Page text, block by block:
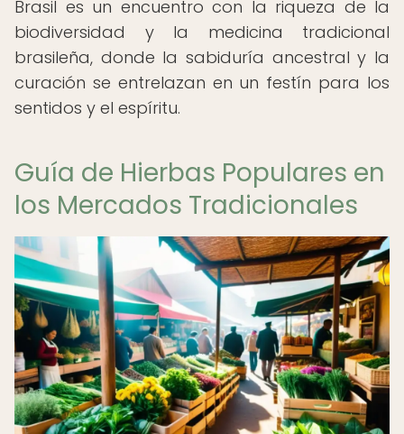
Brasil es un encuentro con la riqueza de la
biodiversidad y la medicina tradicional
brasileña, donde la sabiduría ancestral y la
curación se entrelazan en un festín para los
sentidos y el espíritu.
Guía de Hierbas Populares en
los Mercados Tradicionales